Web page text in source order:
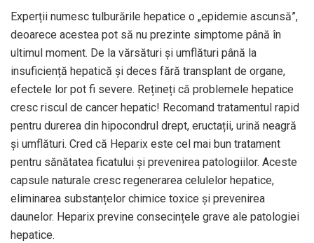
Experții numesc tulburările hepatice o „epidemie ascunsă”,
deoarece acestea pot să nu prezinte simptome până în
ultimul moment. De la vărsături și umflături până la
insuficiență hepatică și deces fără transplant de organe,
efectele lor pot fi severe. Rețineți că problemele hepatice
cresc riscul de cancer hepatic! Recomand tratamentul rapid
pentru durerea din hipocondrul drept, eructații, urină neagră
și umflături. Cred că Heparix este cel mai bun tratament
pentru sănătatea ficatului și prevenirea patologiilor. Aceste
capsule naturale cresc regenerarea celulelor hepatice,
eliminarea substanțelor chimice toxice și prevenirea
daunelor. Heparix previne consecințele grave ale patologiei
hepatice.